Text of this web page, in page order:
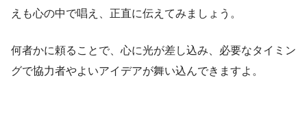
えも心の中で唱え、正直に伝えてみましょう。
何者かに頼ることで、心に光が差し込み、必要なタイミン
グで協力者やよいアイデアが舞い込んできますよ。